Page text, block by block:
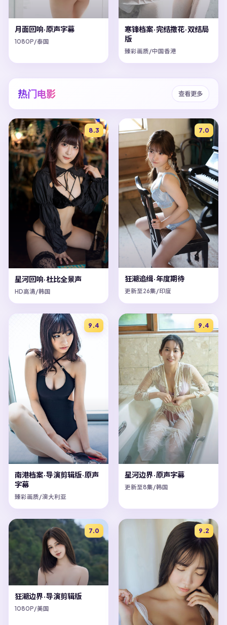
月面回响·原声字幕
1080P/泰国
寒锋档案·完结撒花·双结局
版
臻彩画质/中国香港
热门电影 查看更多
8.3
星河回响·杜比全景声
HD高清/韩国
7.0
狂潮追缉·年度期待
更新至26集/印度
9.4
南港档案·导演剪辑版·原声
字幕
臻彩画质/澳大利亚
9.4
星河边界·原声字幕
更新至8集/韩国
7.0
狂潮边界·导演剪辑版
1080P/美国
9.2